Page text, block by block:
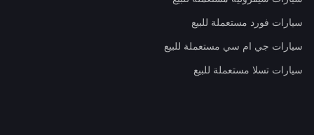
سيارات فورد مستعملة للبيع
سيارات جي ام سي مستعملة للبيع
سيارات تسلا مستعملة للبيع